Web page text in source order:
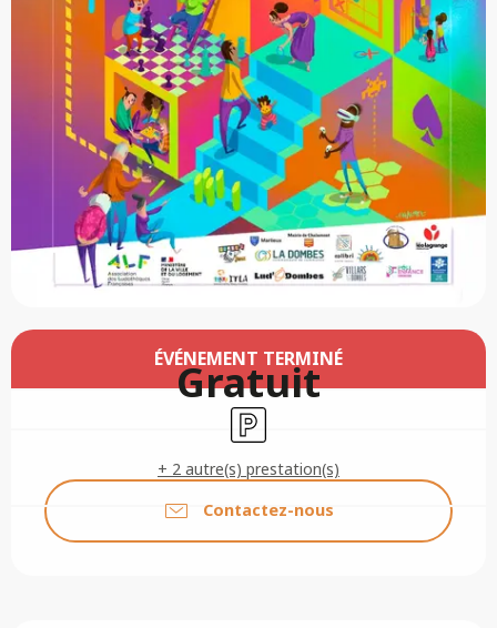
Ouverture et coordonnées
ÉVÉNEMENT TERMINÉ
Gratuit
Parking
+ 2 autre(s) prestation(s)
Contactez-nous